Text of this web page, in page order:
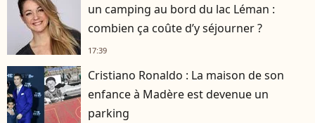
un camping au bord du lac Léman :
combien ça coûte d’y séjourner ?
17:39
Cristiano Ronaldo : La maison de son
enfance à Madère est devenue un
parking